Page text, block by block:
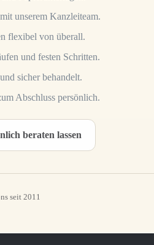
unserem Kanzleiteam.
flexibel von überall.
und festen Schritten.
sicher behandelt.
Abschluss persönlich.
beraten lassen
seit 2011